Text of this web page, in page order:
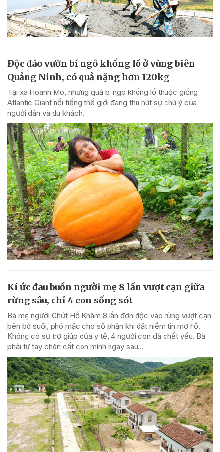
Độc đáo vườn bí ngô khổng lồ ở vùng biên
Quảng Ninh, có quả nặng hơn 120kg
Tại xã Hoành Mô, những quả bí ngô khổng lồ thuộc giống
Atlantic Giant nổi tiếng thế giới đang thu hút sự chú ý của
người dân và du khách.
Kí ức đau buồn người mẹ 8 lần vượt cạn giữa
rừng sâu, chỉ 4 con sống sót
Bà mẹ người Chứt Hồ Khâm 8 lần đơn độc vào rừng vượt cạn
bên bờ suối, phó mặc cho số phận khi đặt niềm tin mơ hồ.
Không có sự trợ giúp của y tế, 4 người con đã chết yểu. Bà
phải tự tay chôn cất con mình ngay sau...